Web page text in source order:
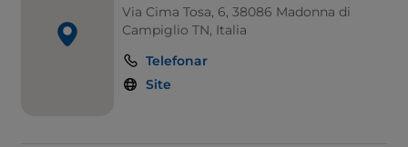
Via Cima Tosa, 6, 38086 Madonna di
Campiglio TN, Italia
Telefonar
Site